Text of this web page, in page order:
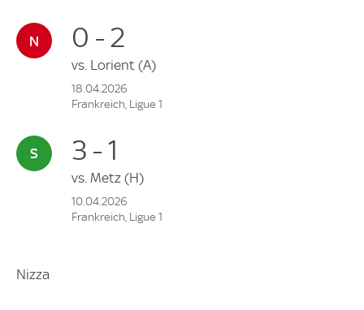
0 - 2
vs. Lorient (A)
18.04.2026
Frankreich, Ligue 1
3 - 1
vs. Metz (H)
10.04.2026
Frankreich, Ligue 1
Nizza